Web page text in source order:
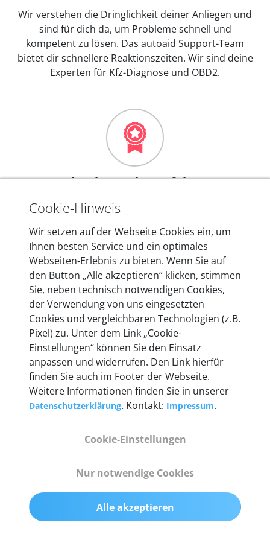
Wir verstehen die Dringlichkeit deiner Anliegen und
sind für dich da, um Probleme schnell und
kompetent zu lösen. Das autoaid Support-Team
bietet dir schnellere Reaktionszeiten. Wir sind deine
Experten für Kfz-Diagnose und OBD2.
Mehr als 10 Jahre Erfahrung
In den Kfz-Diagnosegeräten von autoaid stecken
entwickeln wir unsere Produkte am Standort in
Berlin laufend weiter. Auf diese Qualität vertrauen
heute mehr als 60.000 Privatkunden und
Unternehmen.
Technische Details &
Lieferumfang
55 mm x 25 mm x 12 mm
200 g
Cookie-Hinweis
Wir setzen auf der Webseite Cookies ein, um
Ihnen besten Service und ein optimales
Webseiten-Erlebnis zu bieten. Wenn Sie auf
den Button „Alle akzeptieren“ klicken, stimmen
Sie, neben technisch notwendigen Cookies,
der Verwendung von uns eingesetzten
Cookies und vergleichbaren Technologien (z.B.
Pixel) zu. Unter dem Link „Cookie-
Einstellungen“ können Sie den Einsatz
anpassen und widerrufen. Den Link hierfür
finden Sie auch im Footer der Webseite.
Weitere Informationen finden Sie in unserer
Datenschutzerklärung. Kontakt: Impressum.
Cookie-Einstellungen
Nur notwendige Cookies
Alle akzeptieren